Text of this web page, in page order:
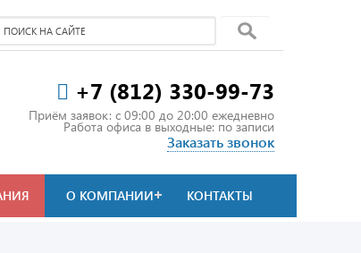
+7 (812) 330-99-73
Приём заявок: c 09:00 до 20:00 ежедневно
Работа офиса в выходные: по записи
Заказать звонок
О КОМПАНИИ КОНТАКТЫ